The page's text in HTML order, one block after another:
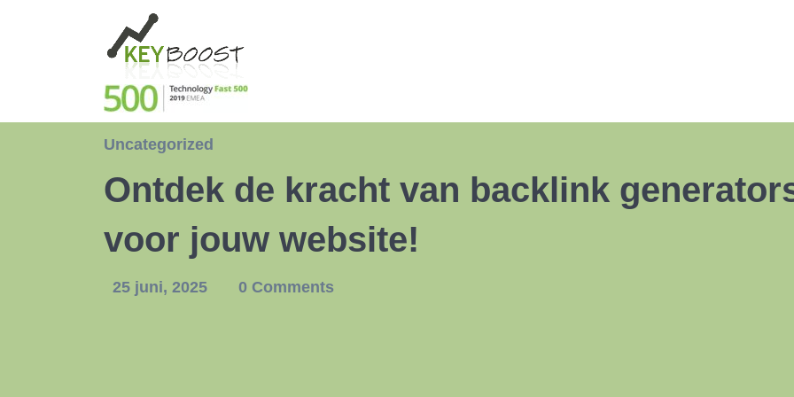
Uncategorized
Ontdek de kracht van backlink
voor jouw website!
25 juni, 2025 0 Comments